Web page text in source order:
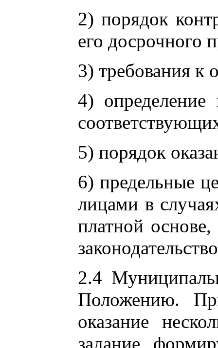
2) порядок
его досрочного
3) требования к
4)
5) порядок
6) предельные
лицами в
платной
2.4
Положению.
оказание
задание